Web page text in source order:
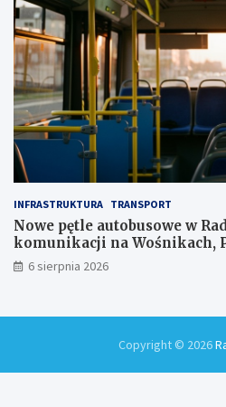
INFRASTRUKTURA TRANSPORT
Nowe pętle autobusowe w
komunikacji na Wośnikach,
Zamłyniu
6 sierpnia 2026
Copyright © 2026